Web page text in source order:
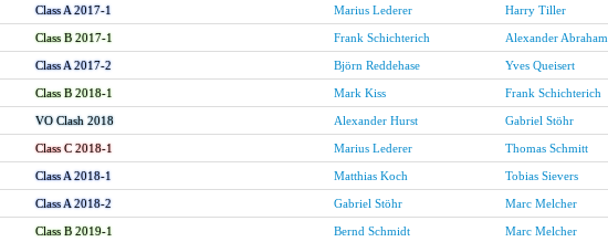
Class A 2017-1 Marius Lederer Harry Tiller
Class B 2017-1 Frank Schichterich Alexander Abraham
Class A 2017-2 Björn Reddehase Yves Queisert
Class B 2018-1 Mark Kiss Frank Schichterich
VO Clash 2018 Alexander Hurst Gabriel Stöhr
Class C 2018-1 Marius Lederer Thomas Schmitt
Class A 2018-1 Matthias Koch Tobias Sievers
Class A 2018-2 Gabriel Stöhr Marc Melcher
Class B 2019-1 Bernd Schmidt Marc Melcher